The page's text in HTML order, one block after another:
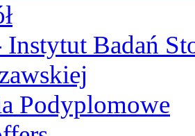
Instytut Badań
Podyplomowe